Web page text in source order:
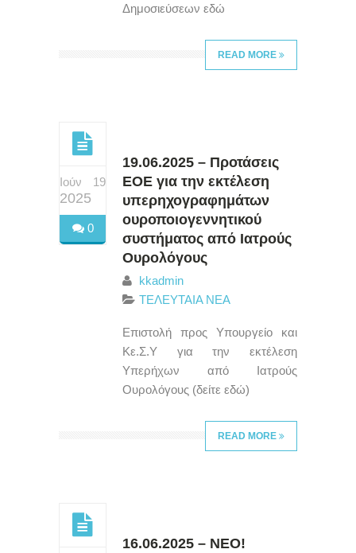
Δημοσιεύσεων εδώ
READ MORE
Ιούν 19
2025
0
19.06.2025 – Προτάσεις
ΕΟΕ για την εκτέλεση
υπερηχογραφημάτων
ουροποιογεννητικού
συστήματος από Ιατρούς
Ουρολόγους
kkadmin
ΤΕΛΕΥΤΑΙΑ ΝΕΑ
Επιστολή προς Υπουργείο και
Κε.Σ.Υ για την εκτέλεση
Υπερήχων από Ιατρούς
Ουρολόγους (δείτε εδώ)
READ MORE
16.06.2025 – ΝΕΟ!